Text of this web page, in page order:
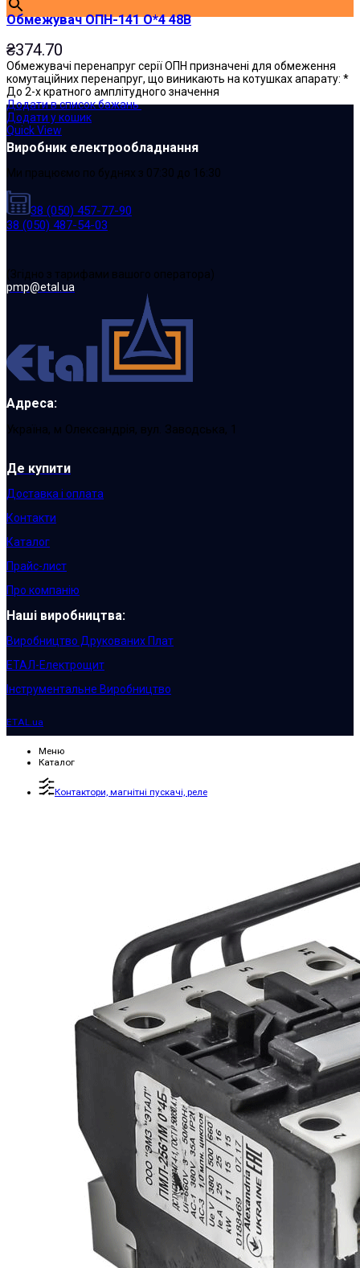
Обмежувач ОПН-141 О*4 48В
₴374.70
Обмежувачі перенапруг серії ОПН призначені для обмеження
комутаційних перенапруг, що виникають на котушках апарату: *
До 2-х кратного амплітудного значення
Додати в список бажань
Додати у кошик
Quick View
Виробник електрообладнання
Ми працюємо по буднях з 07:30 до 16:30
38 (050) 457-77-90
38 (050) 487-54-03
(Згідно з тарифами вашого оператора)
pmp@etal.ua
Адреса:
Україна, м Олександрія, вул. Заводська, 1
Де купити
Доставка і оплата
Контакти
Каталог
Прайс-лист
Про компанію
Наші виробництва:
Виробництво Друкованих Плат
ЕТАЛ-Електрощит
Інструментальне Виробництво
ETAL.ua
Меню
Каталог
Контактори, магнітні пускачі, реле